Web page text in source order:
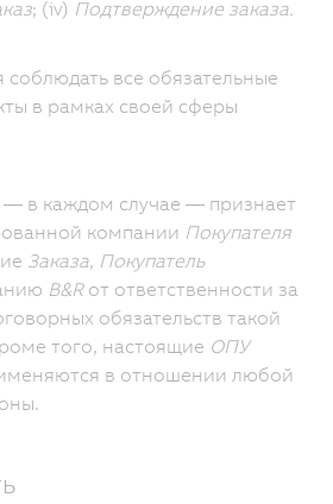
; (iv) Подтверждение заказа.
все обязательные
в рамках своей сферы
— в каждом случае — признает
компании Покупателя
Заказа, Покупатель
B&Rот ответственности за
обязательств такой
того, настоящие ОПУ
в отношении любой